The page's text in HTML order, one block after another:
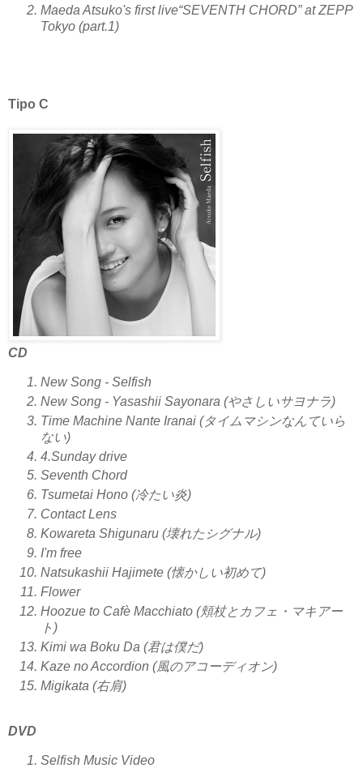
Maeda Atsuko's first live“SEVENTH CHORD” at ZEPP
Tokyo (part.1)
Tipo C
CD
New Song - Selfish
New Song - Yasashii Sayonara (やさしいサヨナラ)
Time Machine Nante Iranai (タイムマシンなんていら
ない)
4.Sunday drive
Seventh Chord
Tsumetai Hono (冷たい炎)
Contact Lens
Kowareta Shigunaru (壊れたシグナル)
I'm free
Natsukashii Hajimete (懐かしい初めて)
Flower
Hoozue to Cafè Macchiato (頬杖とカフェ・マキアー
ト)
Kimi wa Boku Da (君は僕だ)
Kaze no Accordion (風のアコーディオン)
Migikata (右肩)
DVD
Selfish Music Video